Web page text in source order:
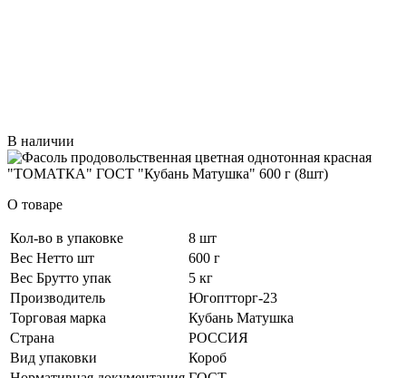
В наличии
О товаре
Кол-во в упаковке
8 шт
Вес Нетто шт
600 г
Вес Брутто упак
5 кг
Производитель
Югоптторг-23
Торговая марка
Кубань Матушка
Страна
РОССИЯ
Вид упаковки
Короб